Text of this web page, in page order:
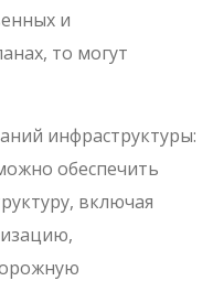
и
то могут
инфраструктуры:
обеспечить
включая